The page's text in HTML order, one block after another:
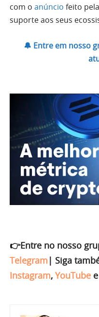
com o anúncio feito
suporte aos seus
🔔 Entre em nosso
👉Entre no nosso
Telegram | Siga
Instagram, YouTube e